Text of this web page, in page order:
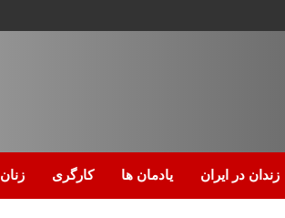
زندان در ایران یادمان ها کارگری زنان